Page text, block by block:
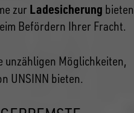
zur Ladesicherung bieten
Befördern Ihrer Fracht.
unzähligen Möglichkeiten,
UNSINN bieten.